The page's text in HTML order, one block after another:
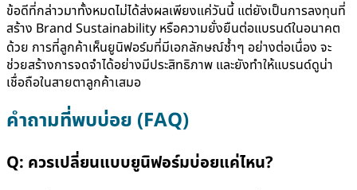
ข้อดีที่กล่าวมาทั้งหมดไม่ได้ส่งผลเพียงแค่วันนี้ แต่ยังเป็นการลงทุนที่
สร้าง Brand Sustainability หรือความยั่งยืนต่อแบรนด์ในอนาคต
ด้วย การที่ลูกค้าเห็นยูนิฟอร์มที่มีเอกลักษณ์ซ้ำๆ อย่างต่อเนื่อง จะ
ช่วยสร้างการจดจำได้อย่างมีประสิทธิภาพ และยังทำให้แบรนด์ดูน่า
เชื่อถือในสายตาลูกค้าเสมอ
คำถามที่พบบ่อย (FAQ)
Q: ควรเปลี่ยนแบบยูนิฟอร์มบ่อยแค่ไหน?